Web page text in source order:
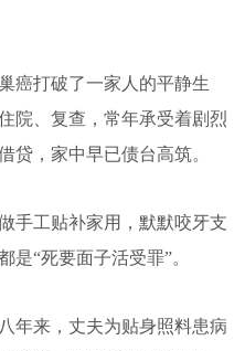
癌打破了一家人的平静生
院、复查，常年承受着剧烈
贷，家中早已债台高筑。
手工贴补家用，默默咬牙支
“死要面子活受罪”。
年来，丈夫为贴身照料患病